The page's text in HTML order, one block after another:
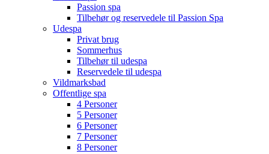
Passion spa
Tilbehør og reservedele til Passion Spa
Udespa
Privat brug
Sommerhus
Tilbehør til udespa
Reservedele til udespa
Vildmarksbad
Offentlige spa
4 Personer
5 Personer
6 Personer
7 Personer
8 Personer